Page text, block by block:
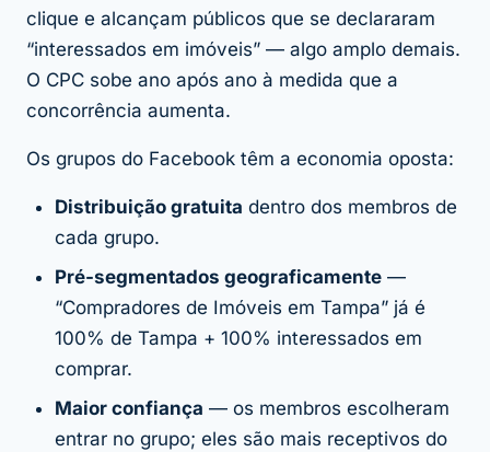
clique e alcançam públicos que se declararam
“interessados em imóveis” — algo amplo demais.
O CPC sobe ano após ano à medida que a
concorrência aumenta.
Os grupos do Facebook têm a economia oposta:
Distribuição gratuita dentro dos membros de
cada grupo.
Pré-segmentados geograficamente —
“Compradores de Imóveis em Tampa” já é
100% de Tampa + 100% interessados em
comprar.
Maior confiança — os membros escolheram
entrar no grupo; eles são mais receptivos do